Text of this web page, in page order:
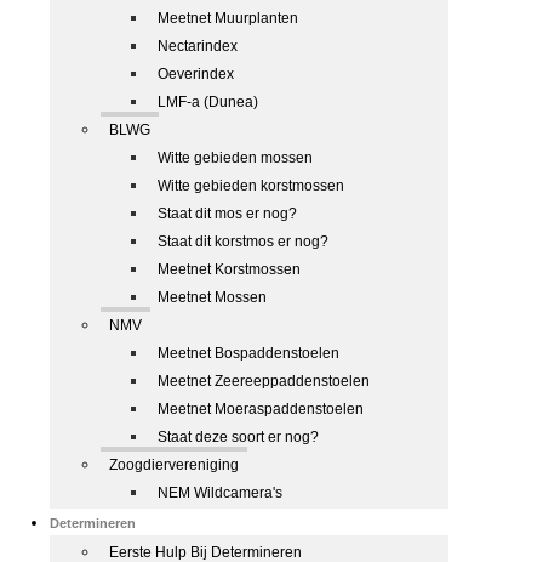
Meetnet Muurplanten
Nectarindex
Oeverindex
LMF-a (Dunea)
BLWG
Witte gebieden mossen
Witte gebieden korstmossen
Staat dit mos er nog?
Staat dit korstmos er nog?
Meetnet Korstmossen
Meetnet Mossen
NMV
Meetnet Bospaddenstoelen
Meetnet Zeereeppaddenstoelen
Meetnet Moeraspaddenstoelen
Staat deze soort er nog?
Zoogdiervereniging
NEM Wildcamera's
Determineren
Eerste Hulp Bij Determineren